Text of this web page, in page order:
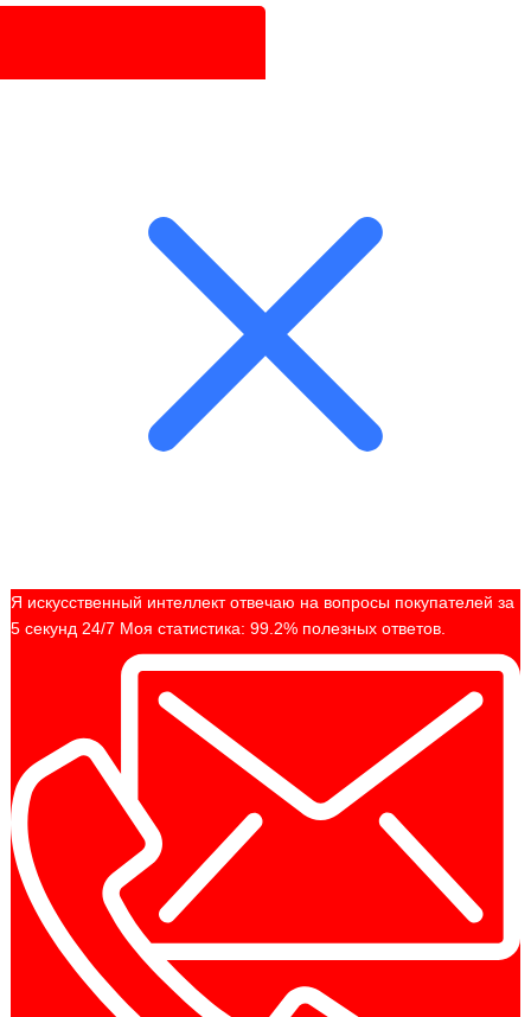
Я искусственный интеллект отвечаю на вопросы покупателей за
5 секунд 24/7 Моя статистика: 99.2% полезных ответов.